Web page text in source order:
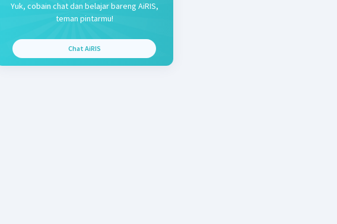
Yuk, cobain chat dan belajar bareng AiRIS,
teman pintarmu!
Chat AiRIS